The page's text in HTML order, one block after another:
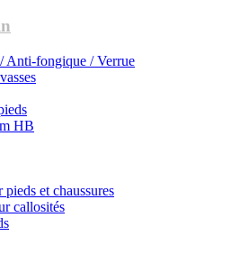
Anti-fongique / Verrue
HB
et chaussures
callosités